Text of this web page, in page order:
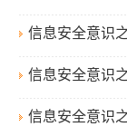
信息安全意识
信息安全意识
信息安全意识